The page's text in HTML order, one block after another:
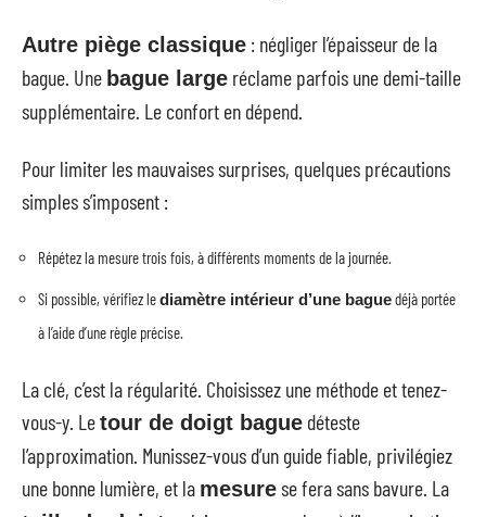
Autre piège classique : négliger l’épaisseur de la
bague. Une bague large réclame parfois une demi-taille
supplémentaire. Le confort en dépend.
Pour limiter les mauvaises surprises, quelques précautions
simples s’imposent :
Répétez la mesure trois fois, à différents moments de la journée.
Si possible, vérifiez lediamètre intérieur d’une baguedéjà portée
à l’aide d’une règle précise.
La clé, c’est la régularité. Choisissez une méthode et tenez-
vous-y. Letour de doigt bague déteste
l’approximation. Munissez-vous d’un guide fiable, privilégiez
une bonne lumière, et la mesurese fera sans bavure. La